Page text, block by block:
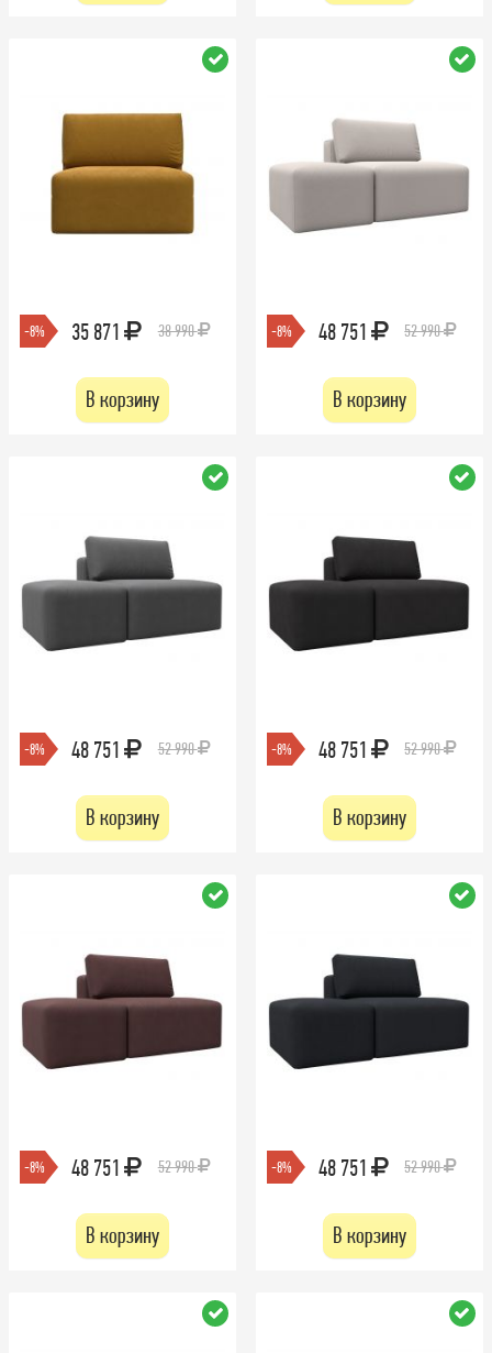
-8% 35 871 38 990
В корзину
-8% 48 751 52 990
В корзину
-8% 48 751 52 990
В корзину
-8% 48 751 52 990
В корзину
-8% 48 751 52 990
В корзину
-8% 48 751 52 990
В корзину